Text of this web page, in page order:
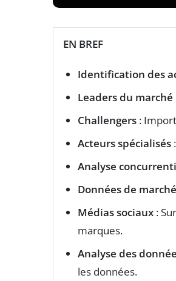
EN BREF
Identification des
Leaders du marché
Challengers :
Acteurs spécialisés
Analyse
Données de marché
Médias sociaux :
marques.
Analyse des
les données.